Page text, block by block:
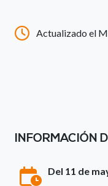
Actualizado el
INFORMACIÓN
Del 11 de